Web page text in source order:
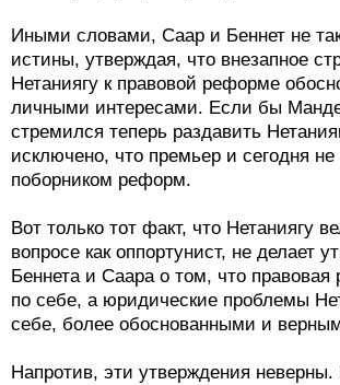
Иными словами, Саар и Беннет не
истины, утверждая, что внезапное
Нетаниягу к правовой реформе
личными интересами. Если бы
стремился теперь раздавить
исключено, что премьер и сегодня
поборником реформ.
Вот только тот факт, что Нетаниягу
вопросе как оппортунист, не делает
Беннета и Саара о том, что
по себе, а юридические проблемы
себе, более обоснованными и
Напротив, эти утверждения неверны.